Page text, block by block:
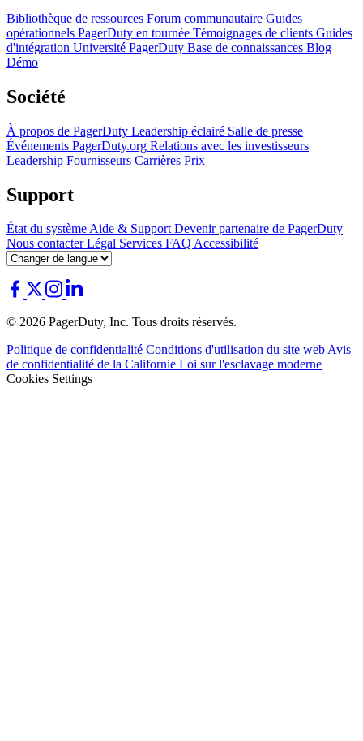
Bibliothèque de ressources Forum communautaire Guides
opérationnels PagerDuty en tournée Témoignages de clients Guides
d'intégration Université PagerDuty Base de connaissances Blog
Démo
Société
À propos de PagerDuty Leadership éclairé Salle de presse
Événements PagerDuty.org Relations avec les investisseurs
Leadership Fournisseurs Carrières Prix
Support
État du systèmeAide & SupportDevenir partenaire de PagerDuty
Nous contacterLégal Services FAQ Accessibilité
© 2026 PagerDuty, Inc. Tous droits réservés.
Politique de confidentialité Conditions d'utilisation du site webAvis
de confidentialité de la Californie Loi sur l'esclavage moderne
Cookies Settings